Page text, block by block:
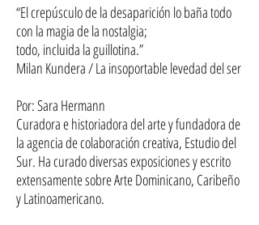
“El crepúsculo de la desaparición lo baña todo
con la magia de la nostalgia;
todo, incluida la guillotina.”
Milan Kundera / La insoportable levedad del ser
Por: Sara Hermann
Curadora e historiadora del arte y fundadora de
la agencia de colaboración creativa, Estudio del
Sur. Ha curado diversas exposiciones y escrito
extensamente sobre Arte Dominicano, Caribeño
y Latinoamericano.